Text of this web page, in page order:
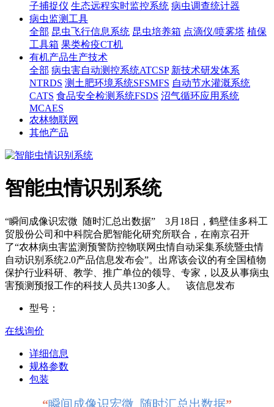
子捕捉仪 生态远程实时监控系统 病虫调查统计器
病虫监测工具
全部 昆虫飞行信息系统 昆虫培养箱 点滴仪/喷雾塔 植保
工具箱 果类检疫CT机
有机产品生产技术
全部 病虫害自动测控系统ATCSP 新技术研发体系
NTRDS 测土肥环境系统SFSMFS 自动节水灌溉系统
CATS 食品安全检测系统FSDS 沼气循环应用系统
MCAES
农林物联网
其他产品
智能虫情识别系统
“瞬间成像识宏微 随时汇总出数据” 3月18日，鹤壁佳多科工
贸股份公司和中科院合肥智能化研究所联合，在南京召开
了“农林病虫害监测预警防控物联网虫情自动采集系统暨虫情
自动识别系统2.0产品信息发布会”。出席该会议的有全国植物
保护行业科研、教学、推广单位的领导、专家，以及从事病虫
害预测预报工作的科技人员共130多人。 该信息发布
型号：
在线询价
详细信息
规格参数
包装
“瞬间成像识宏微 随时汇总出数据”